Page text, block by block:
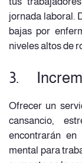
jornada laboral.
bajas por
niveles altos de
3.
Ofrecer un
cansancio,
encontrarán
mental para